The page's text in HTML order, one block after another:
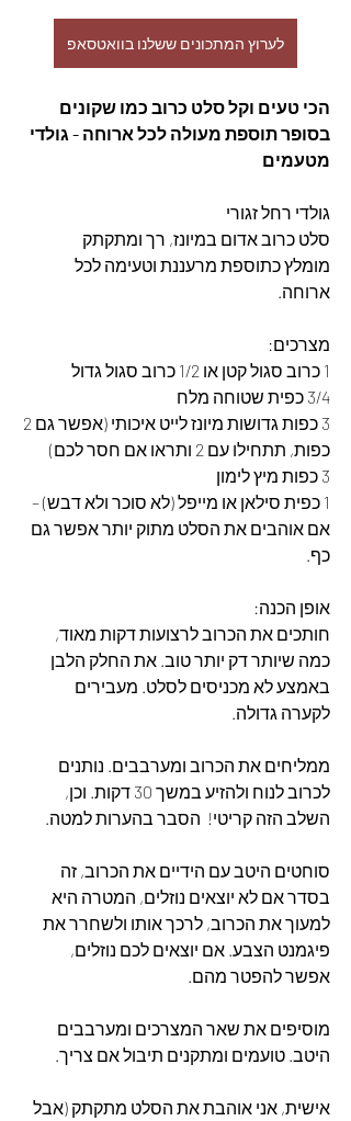
לערוץ המתכונים ששלנו בוואטסאפ
הכי טעים וקל סלט כרוב כמו שקונים
בסופר תוספת מעולה לכל ארוחה - גולדי
מטעמים
גולדי רחל זגורי
סלט כרוב אדום במיונז, רך ומתקתק
מומלץ כתוספת מרעננת וטעימה לכל
ארוחה.
מצרכים:
1 כרוב סגול קטן או 1/2 כרוב סגול גדול
3/4 כפית שטוחה מלח
כפות, תתחילו עם 2 ותראו אם חסר לכם)
3 כפות מיץ לימון
1 כפית סילאן או מייפל (לא סוכר ולא דבש) –
אם אוהבים את הסלט מתוק יותר אפשר גם
כף.
אופן הכנה:
חותכים את הכרוב לרצועות דקות מאוד,
כמה שיותר דק יותר טוב. את החלק הלבן
באמצע לא מכניסים לסלט. מעבירים
לקערה גדולה.
ממליחים את הכרוב ומערבבים. נותנים
לכרוב לנוח ולהזיע במשך 30 דקות. וכן,
השלב הזה קריטי!  הסבר בהערות למטה.
סוחטים היטב עם הידיים את הכרוב, זה
בסדר אם לא יוצאים נוזלים, המטרה היא
למעוך את הכרוב, לרכך אותו ולשחרר את
פיגמנט הצבע. אם יוצאים לכם נוזלים,
אפשר להפטר מהם.
מוסיפים את שאר המצרכים ומערבבים
היטב. טועמים ומתקנים תיבול אם צריך.
אישית, אני אוהבת את הסלט מתקתק (אבל